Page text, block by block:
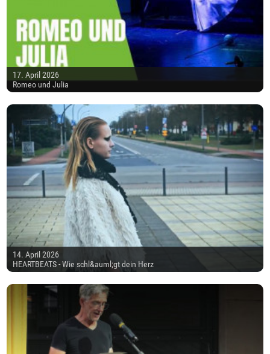
17. April 2026
Romeo und Julia
14. April 2026
HEARTBEATS - Wie schl&auml;gt dein Herz